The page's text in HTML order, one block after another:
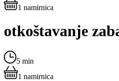
1 namirnica
otkoštavanje
5 min
1 namirnica